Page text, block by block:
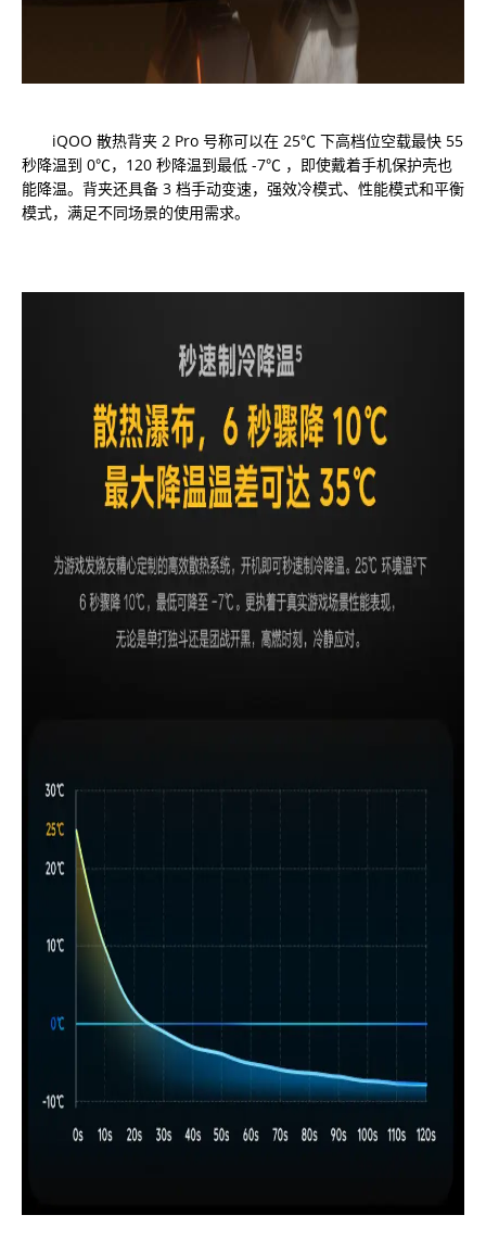
iQOO 散热背夹 2 Pro 号称可以在 25℃ 下高档位空载最快 55
秒降温到 0℃，120 秒降温到最低 -7℃ ，即使戴着手机保护壳也
能降温。背夹还具备 3 档手动变速，强效冷模式、性能模式和平衡
模式，满足不同场景的使用需求。